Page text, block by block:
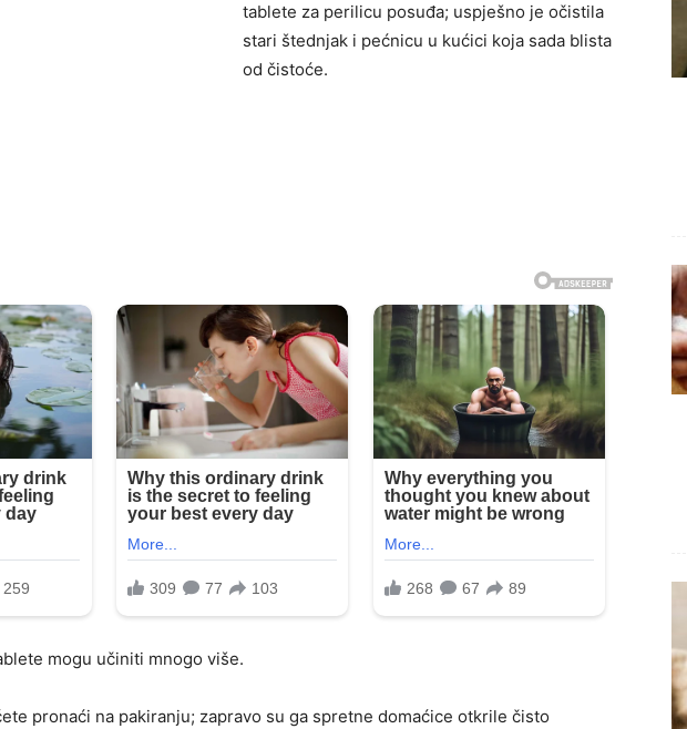
tablete za perilicu posuđa; uspješno je očistila
stari štednjak i pećnicu u kućici koja sada blista
od čistoće.
mogu učiniti mnogo više.
pronaći na pakiranju; zapravo su ga spretne domaćice otkrile čisto